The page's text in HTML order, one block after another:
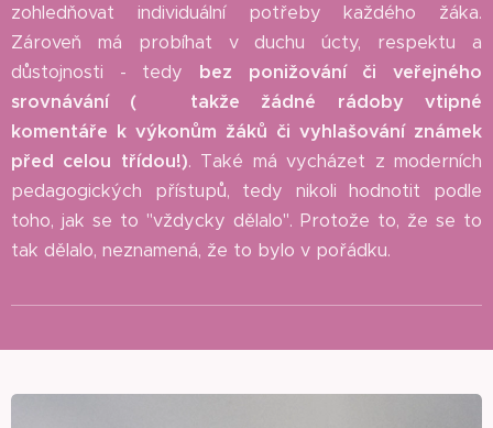
zohledňovat individuální potřeby každého žáka.
Zároveň má probíhat v duchu úcty, respektu a
důstojnosti - tedy bez ponižování či veřejného
srovnávání (
takže žádné rádoby vtipné
komentáře k výkonům žáků či vyhlašování známek
před celou třídou!). Také má vycházet z moderních
pedagogických přístupů, tedy nikoli hodnotit podle
toho, jak se to "vždycky dělalo". Protože to, že se to
tak dělalo, neznamená, že to bylo v pořádku.